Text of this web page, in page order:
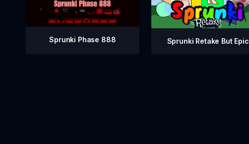
Sprunki Phase 888 Sprunki Retake But Epic